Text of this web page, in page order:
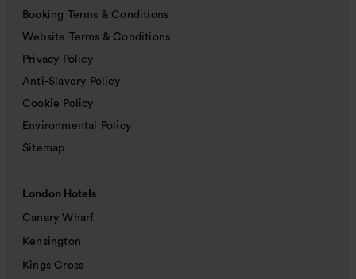
Booking Terms & Conditions
Website Terms & Conditions
Privacy Policy
Anti-Slavery Policy
Cookie Policy
Environmental Policy
Sitemap
London Hotels
Canary Wharf
Kensington
Kings Cross